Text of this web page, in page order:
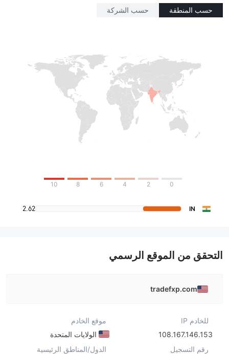
حسب المنطقة حسب الشركة
0
2
4
6
8
10
IN
2.62
التحقق من الموقع الرسمي
tradefxp.com
للخادم IP
108.167.146.153
موقع الخادم
الولايات المتحدة
رقم التسجيل
الدول/المناطق الرئيسية